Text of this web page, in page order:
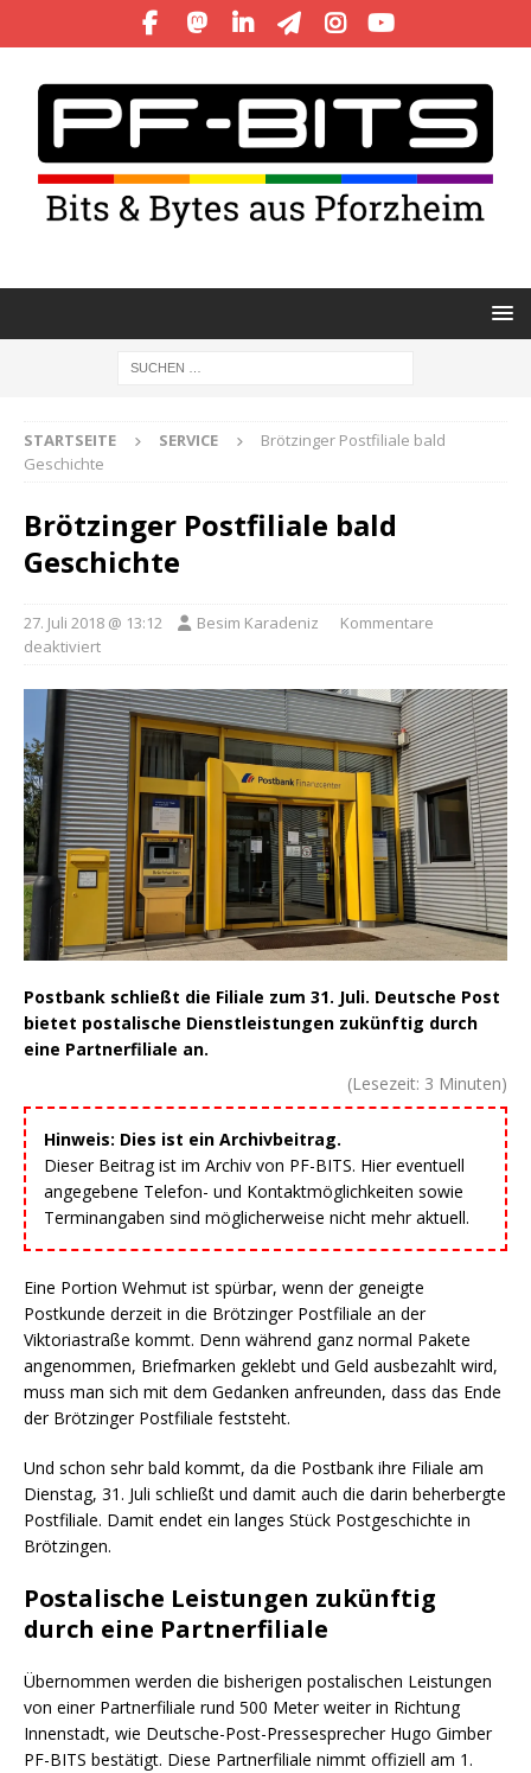
STARTSEITE SERVICE
Brötzinger Postfiliale bald
Geschichte
Brötzinger Postfiliale bald
Geschichte
27. Juli 2018 @ 13:12 Besim Karadeniz
Kommentare
deaktiviert
Postbank schließt die Filiale zum 31. Juli. Deutsche Post
bietet postalische Dienstleistungen zukünftig durch
eine Partnerfiliale an.
(Lesezeit: 3 Minuten)
Hinweis: Dies ist ein Archivbeitrag.
Dieser Beitrag ist im Archiv von PF-BITS. Hier eventuell
angegebene Telefon- und Kontaktmöglichkeiten sowie
Terminangaben sind möglicherweise nicht mehr aktuell.
Eine Portion Wehmut ist spürbar, wenn der geneigte
Postkunde derzeit in die Brötzinger Postfiliale an der
Viktoriastraße kommt. Denn während ganz normal Pakete
angenommen, Briefmarken geklebt und Geld ausbezahlt wird,
muss man sich mit dem Gedanken anfreunden, dass das Ende
der Brötzinger Postfiliale feststeht.
Und schon sehr bald kommt, da die Postbank ihre Filiale am
Dienstag, 31. Juli schließt und damit auch die darin beherbergte
Postfiliale. Damit endet ein langes Stück Postgeschichte in
Brötzingen.
Postalische Leistungen zukünftig
durch eine Partnerfiliale
Übernommen werden die bisherigen postalischen Leistungen
von einer Partnerfiliale rund 500 Meter weiter in Richtung
Innenstadt, wie Deutsche-Post-Pressesprecher Hugo Gimber
PF-BITS bestätigt. Diese Partnerfiliale nimmt offiziell am 1.